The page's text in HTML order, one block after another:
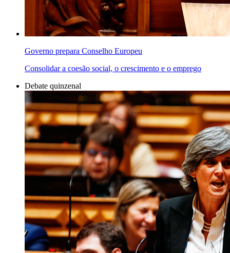
Governo prepara Conselho Europeu
Consolidar a coesão social, o crescimento e o emprego
Debate quinzenal